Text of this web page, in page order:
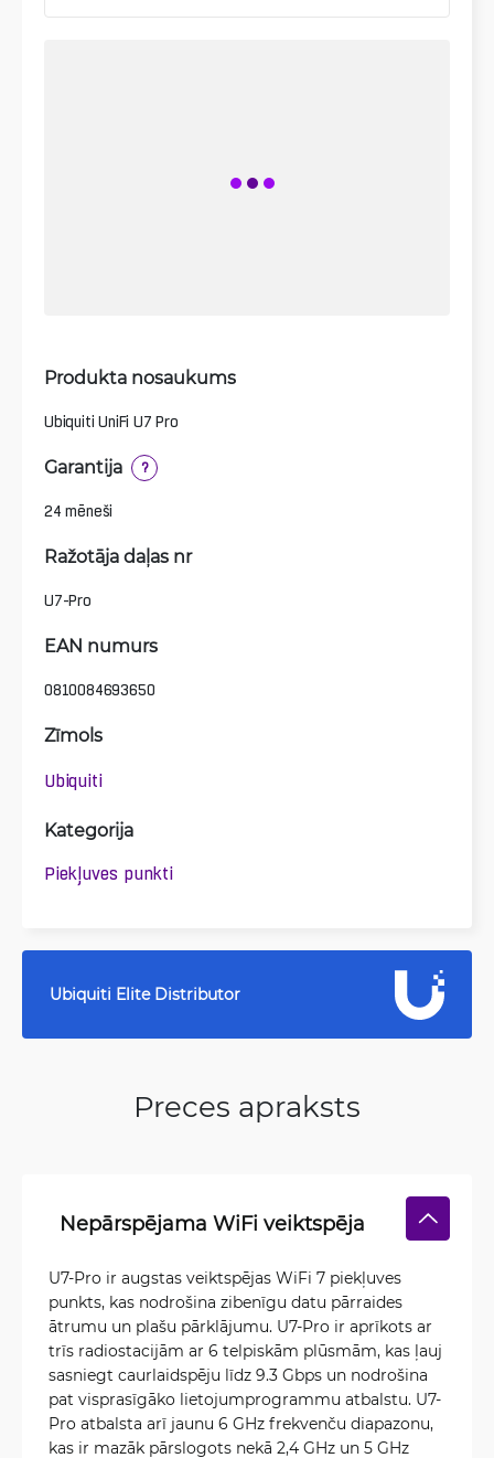
Produkta nosaukums
Ubiquiti UniFi U7 Pro
Garantija ?
24 mēneši
Ražotāja daļas nr
U7-Pro
EAN numurs
0810084693650
Zīmols
Ubiquiti
Kategorija
Piekļuves punkti
Ubiquiti Elite Distributor
Preces apraksts
Nepārspējama WiFi veiktspēja
U7-Pro ir augstas veiktspējas WiFi 7 piekļuves
punkts, kas nodrošina zibenīgu datu pārraides
ātrumu un plašu pārklājumu. U7-Pro ir aprīkots ar
trīs radiostacijām ar 6 telpiskām plūsmām, kas ļauj
sasniegt caurlaidspēju līdz 9.3 Gbps un nodrošina
pat visprasīgāko lietojumprogrammu atbalstu. U7-
Pro atbalsta arī jaunu 6 GHz frekvenču diapazonu,
kas ir mazāk pārslogots nekā 2,4 GHz un 5 GHz